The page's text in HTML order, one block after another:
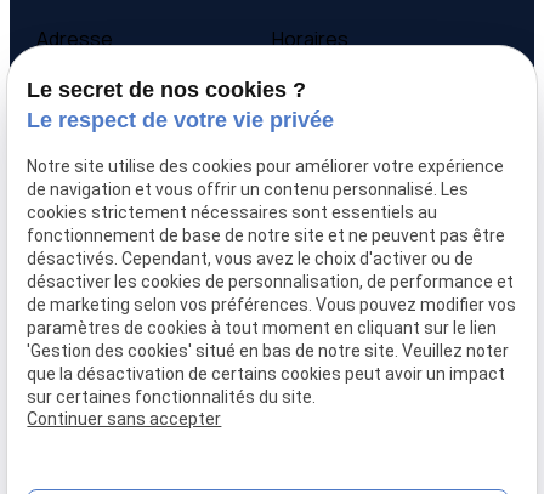
Adresse
9 avenue Victor Hugo
69160 Tassin la Demi-
Lune
Horaires
Lundi - Vendredi
09:00-12:00,
Accueil
Qui sommes-nous
Nos biens
Prix immobilier
Confier mon bien
Rejoignez-nous
Contact
Le secret de nos cookies ?
Le respect de votre vie privée
Notre site utilise des cookies pour améliorer votre expérience
de navigation et vous offrir un contenu personnalisé. Les
cookies strictement nécessaires sont essentiels au
fonctionnement de base de notre site et ne peuvent pas être
désactivés. Cependant, vous avez le choix d'activer ou de
désactiver les cookies de personnalisation, de performance et
de marketing selon vos préférences. Vous pouvez modifier vos
paramètres de cookies à tout moment en cliquant sur le lien
'Gestion des cookies' situé en bas de notre site. Veuillez noter
que la désactivation de certains cookies peut avoir un impact
sur certaines fonctionnalités du site.
Continuer sans accepter